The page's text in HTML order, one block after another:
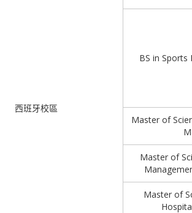
西班牙校區
BS in Sports
Master of
Master of
Master of